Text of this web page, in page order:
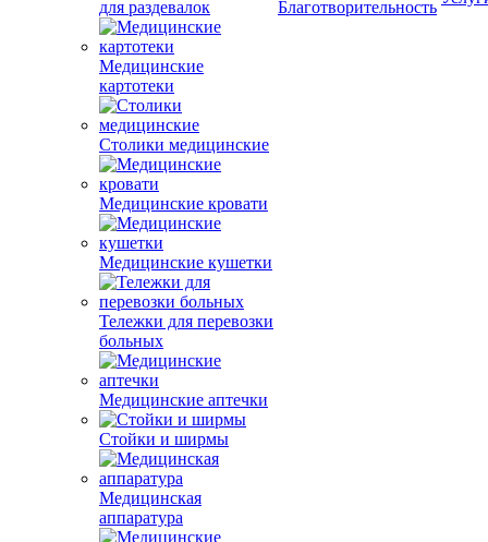
для раздевалок
Медицинские
картотеки
Столики медицинские
Медицинские кровати
Медицинские кушетки
Тележки для перевозки
больных
Медицинские аптечки
Стойки и ширмы
Медицинская
аппаратура
Благотворительность